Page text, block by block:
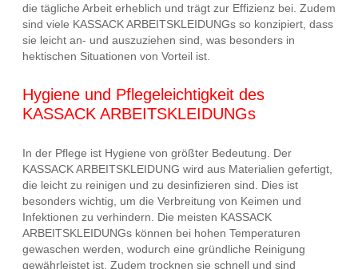
die tägliche Arbeit erheblich und trägt zur Effizienz bei. Zudem
sind viele KASSACK ARBEITSKLEIDUNGs so konzipiert, dass
sie leicht an- und auszuziehen sind, was besonders in
hektischen Situationen von Vorteil ist.
Hygiene und Pflegeleichtigkeit des
KASSACK ARBEITSKLEIDUNGs
In der Pflege ist Hygiene von größter Bedeutung. Der
KASSACK ARBEITSKLEIDUNG wird aus Materialien gefertigt,
die leicht zu reinigen und zu desinfizieren sind. Dies ist
besonders wichtig, um die Verbreitung von Keimen und
Infektionen zu verhindern. Die meisten KASSACK
ARBEITSKLEIDUNGs können bei hohen Temperaturen
gewaschen werden, wodurch eine gründliche Reinigung
gewährleistet ist. Zudem trocknen sie schnell und sind